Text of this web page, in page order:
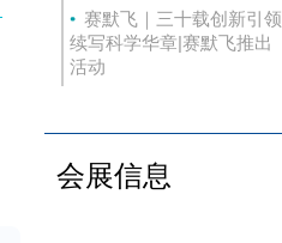
赛默飞｜三十载创新引
续写科学华章|赛默飞推出
活动
会展信息